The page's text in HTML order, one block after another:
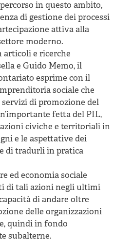
in questo ambito,
di gestione dei processi
attiva alla
moderno.
articoli e ricerche
e Guido Memo, il
esprime con il
sociale che
di promozione del
fetta del PIL,
civiche e territoriali in
e le aspettative dei
di tradurli in pratica
ed economia sociale
di tali azioni negli ultimi
di andare oltre
delle organizzazioni
quindi in fondo
subalterne.